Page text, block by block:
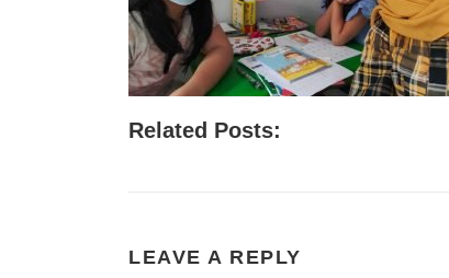
Related Posts:
LEAVE A REPLY